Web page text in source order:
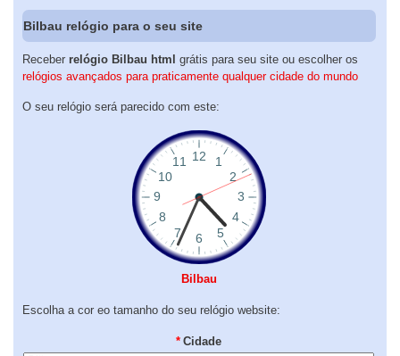
Bilbau relógio para o seu site
Receber relógio Bilbau html grátis para seu site ou escolher os
relógios avançados para praticamente qualquer cidade do mundo
O seu relógio será parecido com este:
Bilbau
Escolha a cor eo tamanho do seu relógio website:
* Cidade